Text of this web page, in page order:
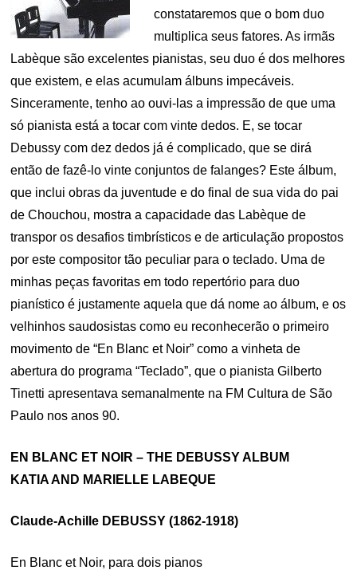
constataremos que o bom duo
multiplica seus fatores. As irmãs
Labèque são excelentes pianistas, seu duo é dos melhores
que existem, e elas acumulam álbuns impecáveis.
Sinceramente, tenho ao ouvi-las a impressão de que uma
só pianista está a tocar com vinte dedos. E, se tocar
Debussy com dez dedos já é complicado, que se dirá
então de fazê-lo vinte conjuntos de falanges? Este álbum,
que inclui obras da juventude e do final de sua vida do pai
de Chouchou, mostra a capacidade das Labèque de
transpor os desafios timbrísticos e de articulação propostos
por este compositor tão peculiar para o teclado. Uma de
minhas peças favoritas em todo repertório para duo
pianístico é justamente aquela que dá nome ao álbum, e os
velhinhos saudosistas como eu reconhecerão o primeiro
movimento de “En Blanc et Noir” como a vinheta de
abertura do programa “Teclado”, que o pianista Gilberto
Tinetti apresentava semanalmente na FM Cultura de São
Paulo nos anos 90.
EN BLANC ET NOIR – THE DEBUSSY ALBUM
KATIA AND MARIELLE LABEQUE
Claude-Achille DEBUSSY (1862-1918)
En Blanc et Noir, para dois pianos